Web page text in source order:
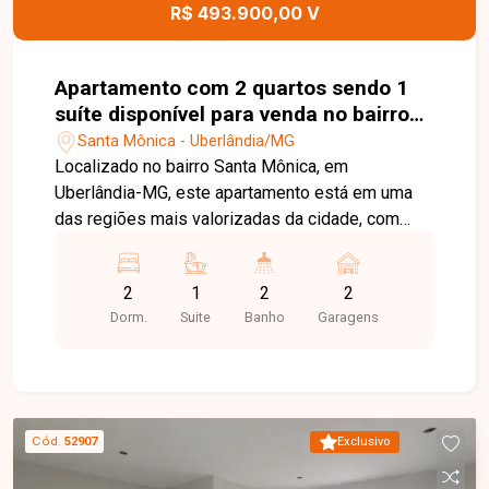
e em uma localização privilegiada no bairro Santa
todos os detalhes deste imóvel.
R$ 493.900,00 V
Apartamento com 2 quartos sendo 1
suíte disponível para venda no bairro
Santa Mônica em Uberlândia-MG
Santa Mônica - Uberlândia/MG
Localizado no bairro Santa Mônica, em
Uberlândia-MG, este apartamento está em uma
das regiões mais valorizadas da cidade, com
universidades, supermercados, escolas,
farmácias, restaurantes e diversos comércios e
serviços, proporcionando praticidade, conforto e
banheiro social, 02 quartos, sendo 01 suíte e
outro quarto com sacada, oferecendo ambientes
modernos, bem distribuídos e funcionais. O
2
Dorm.
1
Suite
2
Banho
2
Garagens
Exclusivo
Cód. 52907